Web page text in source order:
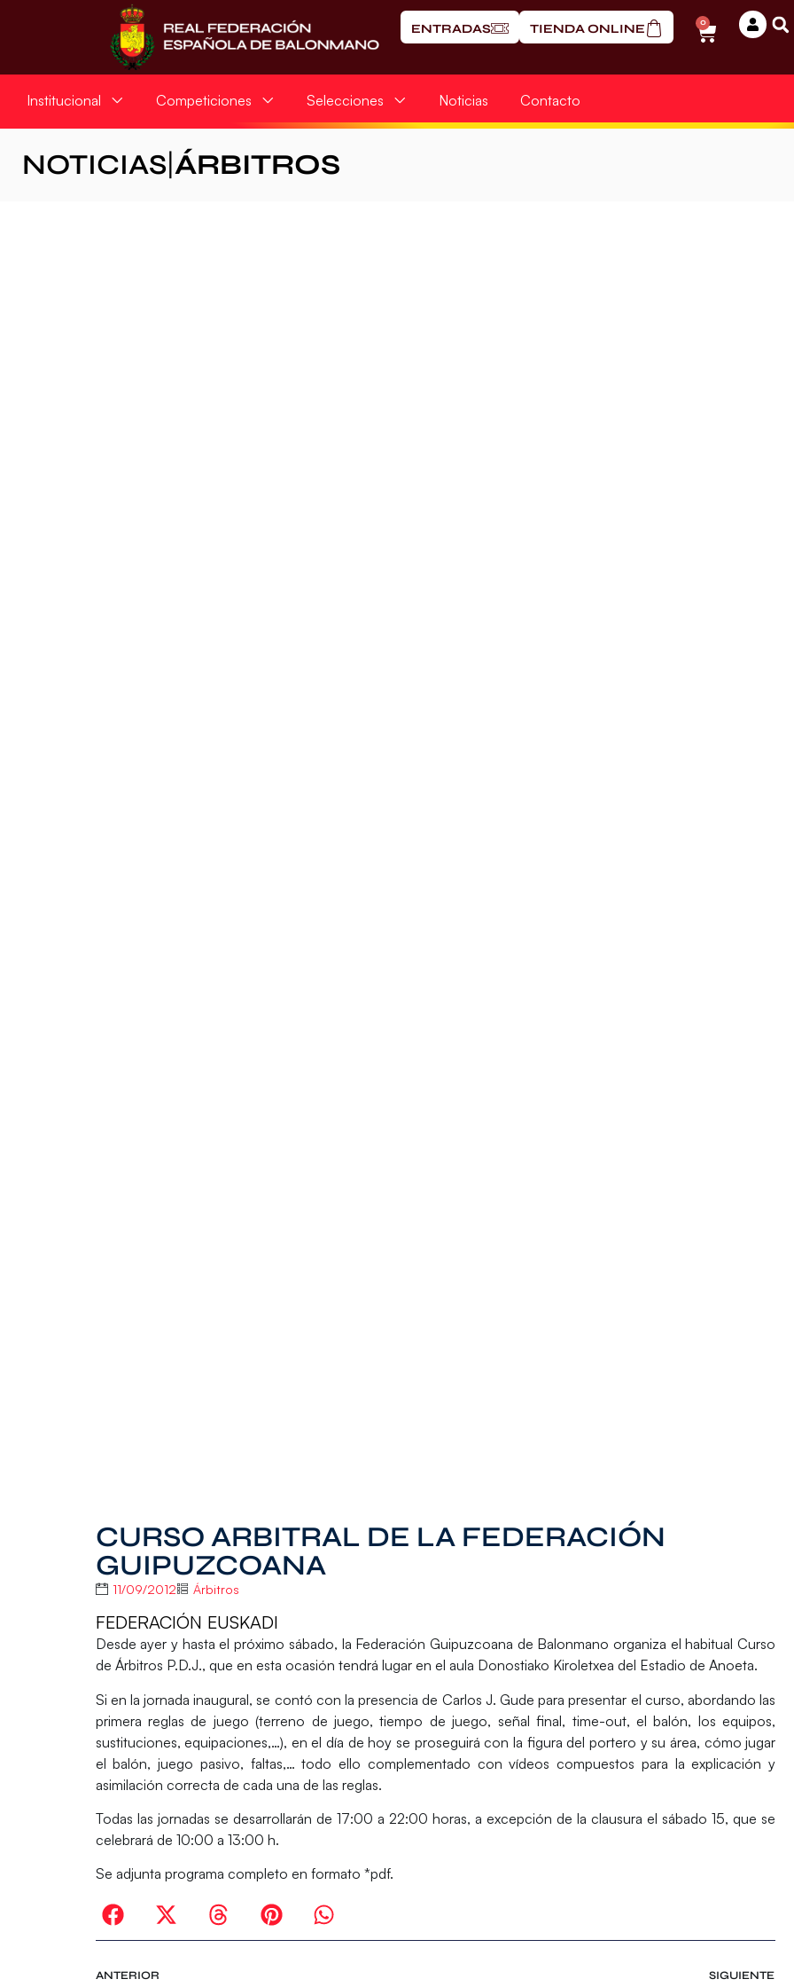
ENTRADAS TIENDA ONLINE 0
Institucional Competiciones Selecciones Noticias Contacto
NOTICIAS ÁRBITROS
CURSO ARBITRAL DE LA FEDERACIÓN
GUIPUZCOANA
11/09/2012 Árbitros
FEDERACIÓN EUSKADI
Desde ayer y hasta el próximo sábado, la Federación Guipuzcoana de Balonmano organiza el habitual Curso
de Árbitros P.D.J., que en esta ocasión tendrá lugar en el aula Donostiako Kiroletxea del Estadio de Anoeta.
Si en la jornada inaugural, se contó con la presencia de Carlos J. Gude para presentar el curso, abordando las
primera reglas de juego (terreno de juego, tiempo de juego, señal final, time-out, el balón, los equipos,
sustituciones, equipaciones,…), en el día de hoy se proseguirá con la figura del portero y su área, cómo jugar
el balón, juego pasivo, faltas,… todo ello complementado con vídeos compuestos para la explicación y
asimilación correcta de cada una de las reglas.
Todas las jornadas se desarrollarán de 17:00 a 22:00 horas, a excepción de la clausura el sábado 15, que se
celebrará de 10:00 a 13:00 h.
Se adjunta programa completo en formato *pdf.
ANTERIOR SIGUIENTE